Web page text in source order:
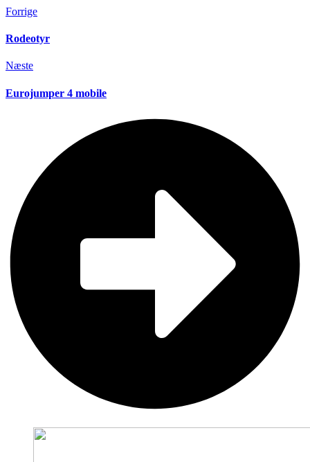
Forrige
Rodeotyr
Næste
Eurojumper 4 mobile